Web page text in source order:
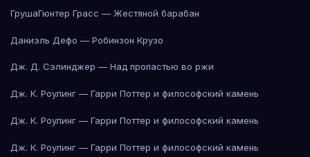
ГрушаГюнтер Грасс — Жестяной барабан
Даниэль Дефо — Робинзон Крузо
Дж. Д. Сэлинджер — Над пропастью во ржи
Дж. К. Роулинг — Гарри Поттер и философский камень
Дж. К. Роулинг — Гарри Поттер и философский камень
Дж. К. Роулинг — Гарри Поттер и философский камень